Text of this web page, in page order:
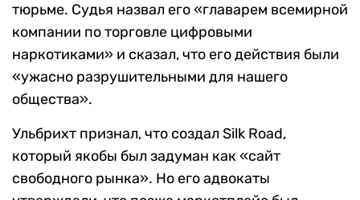
тюрьме. Судья назвал его «главарем всемирной
компании по торговле цифровыми
наркотиками» и сказал, что его действия были
«ужасно разрушительными для нашего
общества».
Ульбрихт признал, что создал Silk Road,
который якобы был задуман как «сайт
свободного рынка». Но его адвокаты